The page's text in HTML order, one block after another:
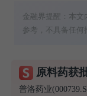
金融界提醒：本
参考，不具备任
原料药获